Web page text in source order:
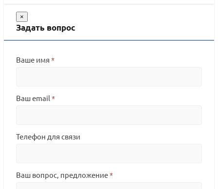
×
Задать вопрос
Ваше имя *
Ваш email *
Телефон для связи
Ваш вопрос, предложение*